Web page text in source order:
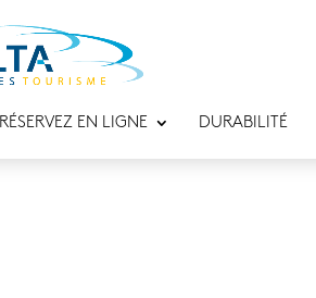
RÉSERVEZ EN LIGNE DURABILITÉ